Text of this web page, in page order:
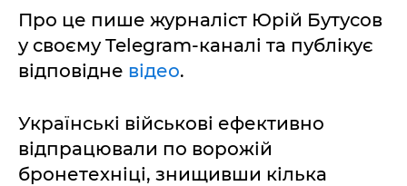
Про це пише журналіст Юрій Бутусов
у своєму Telegram-каналі та публікує
відповідне відео.
Українські військові ефективно
відпрацювали по ворожій
бронетехніці, знищивши кілька